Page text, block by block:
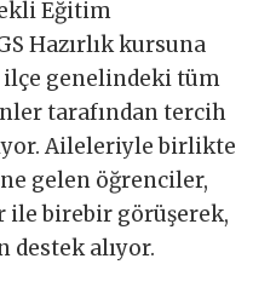
Eğitim
Hazırlık kursuna
ilçe genelindeki tüm
tarafından tercih
Aileleriyle birlikte
gelen öğrenciler,
ile birebir görüşerek,
destek alıyor.